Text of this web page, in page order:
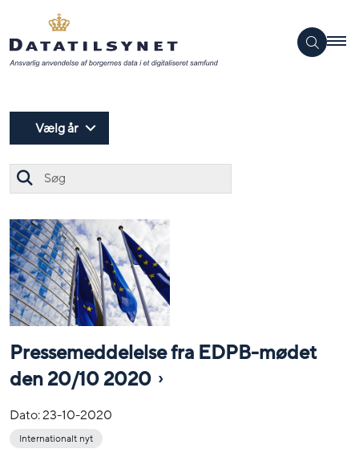
Vælg år
Pressemeddelelse fra EDPB-mødet
den 20/10 2020
Dato:23-10-2020
Internationalt nyt